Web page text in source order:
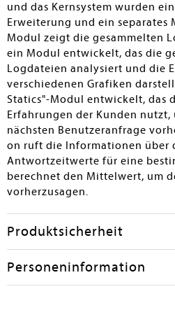
und das Kernsystem wurden
Erweiterung und ein separates
Modul zeigt die gesammelten
ein Modul entwickelt, das die
Logdateien analysiert und die
verschiedenen Grafiken
Statics"-Modul entwickelt, das
Erfahrungen der Kunden
nächsten Benutzeranfrage
on ruft die Informationen über
Antwortzeitwerte für eine
berechnet den Mittelwert, um
vorherzusagen.
Produktsicherheit
Personeninformation